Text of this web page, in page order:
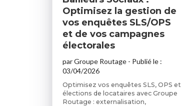
Optimisez la gestion de
vos enquêtes SLS/OPS
et de vos campagnes
électorales
parGroupe Routage - Publié le :
03/04/2026
Optimisez vos enquêtes SLS, OPS et
élections de locataires avec Groupe
Routage : externalisation,